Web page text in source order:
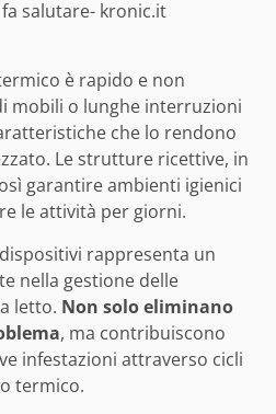
salutare- kronic.it
è rapido e non
mobili o lunghe interruzioni
che lo rendono
Le strutture ricettive, in
garantire ambienti igienici
le attività per giorni.
rappresenta un
nella gestione delle
letto. Non solo eliminano
, ma contribuiscono
infestazioni attraverso cicli
termico.